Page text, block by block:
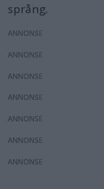
språng.
ANNONS
ANNONS
ANNONS
ANNONS
ANNONS
ANNONS
ANNONS